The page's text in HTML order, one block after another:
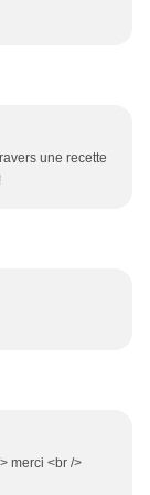
une recette
merci <br />